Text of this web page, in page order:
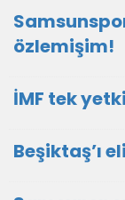
özlemişim!
İMF tek
Beşiktaş’ı